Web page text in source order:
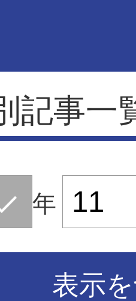
記事一
年
表示